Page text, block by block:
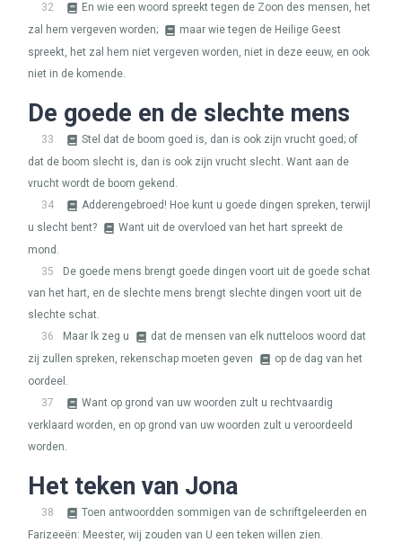
32
En wie een woord spreekt tegen de Zoon des mensen, het
zal hem vergeven worden;
maar wie tegen de Heilige Geest
spreekt, het zal hem niet vergeven worden, niet in deze eeuw, en ook
niet in de komende.
De goede en de slechte mens
33
Stel dat de boom goed is, dan is ook zijn vrucht goed; of
dat de boom slecht is, dan is ook zijn vrucht slecht. Want aan de
vrucht wordt de boom gekend.
34
Adderengebroed! Hoe kunt u goede dingen spreken, terwijl
u slecht bent?
Want uit de overvloed van het hart spreekt de
mond.
35
De goede mens brengt goede dingen voort uit de goede schat
van het hart, en de slechte mens brengt slechte dingen voort uit de
slechte schat.
36
Maar Ik zeg u
dat de mensen van elk nutteloos woord dat
zij zullen spreken, rekenschap moeten geven
op de dag van het
oordeel.
37
Want op grond van uw woorden zult u rechtvaardig
verklaard worden, en op grond van uw woorden zult u veroordeeld
worden.
Het teken van Jona
38
Toen antwoordden sommigen van de schriftgeleerden en
Farizeeën: Meester, wij zouden van U een teken willen zien.